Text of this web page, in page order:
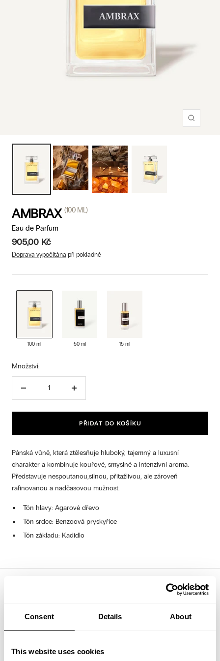
Consent Details About
This website uses cookies
Přiblížit
AMBRAX(100 ML)
Eau de Parfum
905,00 Kč
Doprava vypočítána při pokladně
100 ml 50 ml 15 ml
Množství:
Zvýšit
PŘIDAT DO KOŠÍKU
Pánská vůně, která ztělesňuje hluboký, tajemný a luxusní
charakter a kombinuje kouřové, smyslné a intenzivní aroma.
Představuje nespoutanou,silnou, přitažlivou, ale zároveň
rafinovanou a nadčasovou mužnost.
Tón hlavy: Agarové dřevo
Tón srdce: Benzoová pryskyřice
Tón základu: Kadidlo
CITLIVOU ČI PODRÁŽDĚNOU POKOŽKU. POKUD SE TAK STANE,